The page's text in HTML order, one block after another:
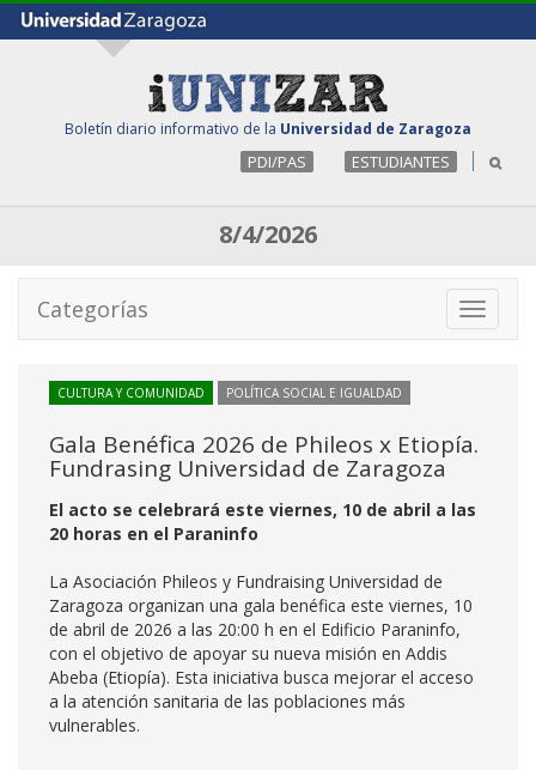
Boletín diario informativo de la Universidad de Zaragoza
PDI/PAS ESTUDIANTES
8/4/2026
Toggle
Categorías
CULTURA Y COMUNIDAD POLÍTICA SOCIAL E IGUALDAD
Gala Benéfica 2026 de Phileos x Etiopía.
Fundrasing Universidad de Zaragoza
El acto se celebrará este viernes, 10 de abril a las
20 horas en el Paraninfo
La Asociación Phileos y Fundraising Universidad de
Zaragoza organizan una gala benéfica este viernes, 10
de abril de 2026 a las 20:00 h en el Edificio Paraninfo,
con el objetivo de apoyar su nueva misión en Addis
Abeba (Etiopía). Esta iniciativa busca mejorar el acceso
a la atención sanitaria de las poblaciones más
vulnerables.